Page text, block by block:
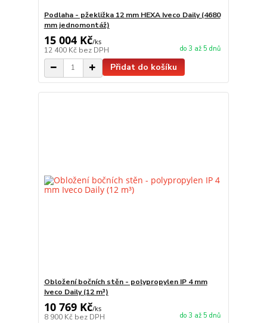
Podlaha - pžekližka 12 mm HEXA Iveco Daily (4680
mm jednomontáž)
15 004 Kč/ks
12 400 Kč bez DPH do 3 až 5 dnů
Přidat do košíku
Obložení bočních stěn - polypropylen IP 4 mm
Iveco Daily (12 m³)
10 769 Kč/ks
8 900 Kč bez DPH do 3 až 5 dnů